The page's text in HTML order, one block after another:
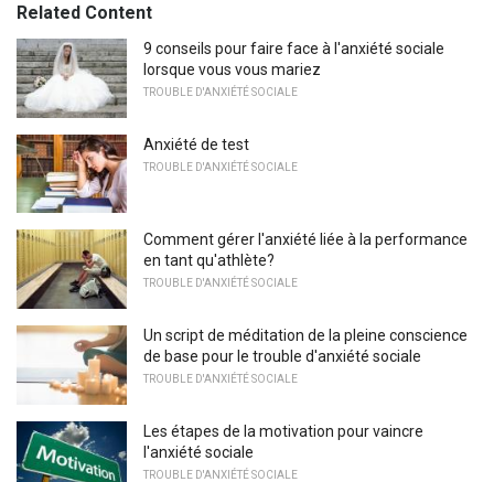
Related Content
9 conseils pour faire face à l'anxiété sociale
lorsque vous vous mariez
TROUBLE D'ANXIÉTÉ SOCIALE
Anxiété de test
TROUBLE D'ANXIÉTÉ SOCIALE
Comment gérer l'anxiété liée à la performance
en tant qu'athlète?
TROUBLE D'ANXIÉTÉ SOCIALE
Un script de méditation de la pleine conscience
de base pour le trouble d'anxiété sociale
TROUBLE D'ANXIÉTÉ SOCIALE
Les étapes de la motivation pour vaincre
l'anxiété sociale
TROUBLE D'ANXIÉTÉ SOCIALE